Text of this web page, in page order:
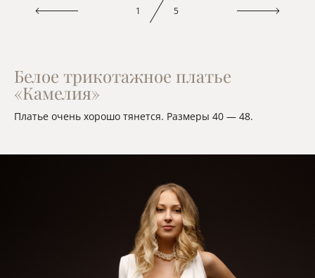
1 5
Белое трикотажное платье
«Камелия»
Платье очень хорошо тянется. Размеры 40 — 48.